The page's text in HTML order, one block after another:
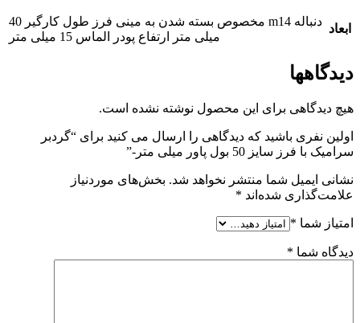
ابعاد
دنباله m14 مخصوص بسته شدن به مینی فرز طول کارگیر 40
میلی متر ارتفاع پودر الماس 15 میلی متر
دیدگاهها
هیچ دیدگاهی برای این محصول نوشته نشده است.
اولین نفری باشید که دیدگاهی را ارسال می کنید برای “گردبر
سرامیک با فرز سایز 50 بول پاور میلی متر-”
نشانی ایمیل شما منتشر نخواهد شد. بخش‌های موردنیاز
علامت‌گذاری شده‌اند *
امتیاز شما *
دیدگاه شما *